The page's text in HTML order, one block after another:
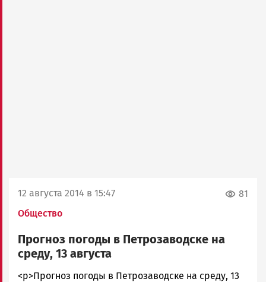
12 августа 2014 в 15:47
Общество
81
Прогноз погоды в Петрозаводске на
среду, 13 августа
admintimur
<p>Прогноз погоды в Петрозаводске на среду, 13